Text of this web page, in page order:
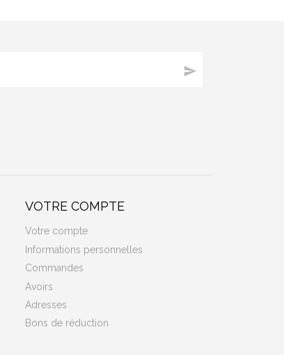

VOTRE COMPTE
Votre compte
Informations personnelles
Commandes
Avoirs
Adresses
Bons de réduction